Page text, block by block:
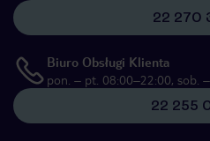
22 270
Biuro Obsługi Klienta
pon. – pt. 08:00–22:00, sob.
22 255